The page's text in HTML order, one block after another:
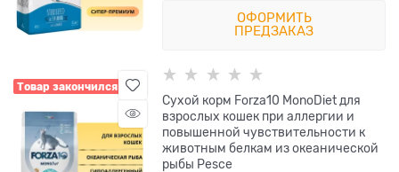
ОФОРМИТЬ
ПРЕДЗАКАЗ
Товар закончился
Сухой корм Forza10 MonoDiet для
взрослых кошек при аллергии и
повышенной чувствительности к
животным белкам из океанической
рыбы Pesce